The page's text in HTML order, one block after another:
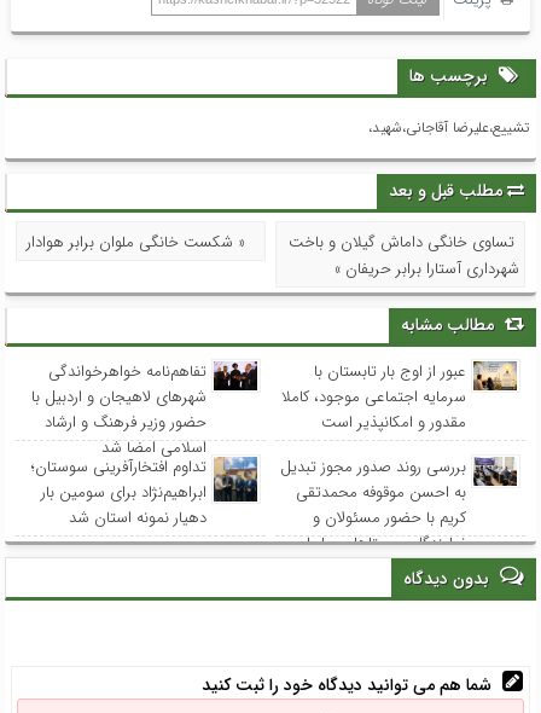
برچسب ها
تشییع،علیرضا آقاجانی،شهید،
مطلب قبل و بعد
تساوی خانگی داماش گیلان و باخت
شهرداری آستارا برابر حریفان »
« شکست خانگی ملوان برابر هوادار
مطالب مشابه
عبور از اوج بار تابستان با
سرمایه اجتماعی موجود، کاملا
مقدور و امکانپذیر است
تفاهم‌نامه خواهرخواندگی
شهرهای لاهیجان و اردبیل با
حضور وزیر فرهنگ و ارشاد
اسلامی امضا شد
بررسی روند صدور مجوز تبدیل
به احسن موقوفه محمدتقی
کریم با حضور مسئولان و
نمایندگان روستاهای ساحلی
تداوم افتخارآفرینی سوستان؛
ابراهیم‌نژاد برای سومین بار
دهیار نمونه استان شد
بدون دیدگاه
شما هم می توانید دیدگاه خود را ثبت کنید